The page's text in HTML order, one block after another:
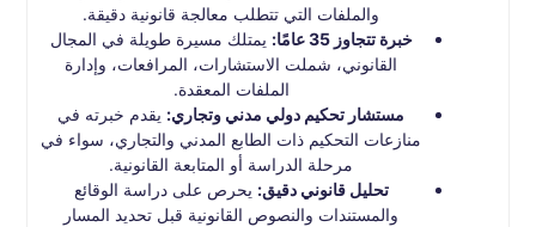
والملفات التي تتطلب معالجة قانونية دقيقة.
خبرة تتجاوز 35 عامًا:
يمتلك مسيرة طويلة في المجال
القانوني، شملت الاستشارات، المرافعات، وإدارة
الملفات المعقدة.
مستشار تحكيم دولي مدني وتجاري: يقدم خبرته في
منازعات التحكيم ذات الطابع المدني والتجاري، سواء في
مرحلة الدراسة أو المتابعة القانونية.
تحليل قانوني دقيق: يحرص على دراسة الوقائع
والمستندات والنصوص القانونية قبل تحديد المسار